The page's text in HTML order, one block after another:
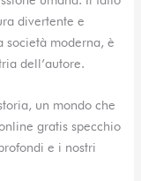
divertente e
società moderna, è
dell’autore.
un mondo che
gratis specchio
e i nostri